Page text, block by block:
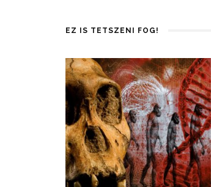
EZ IS TETSZENI FOG!